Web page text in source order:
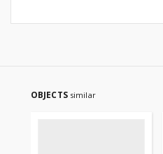
OBJECTS similar